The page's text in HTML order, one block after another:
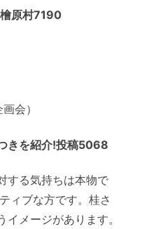
原村7190
会）
きを紹介!投稿5068
する気持ちは本物で
ィブな方です。桂さ
メージがあります。